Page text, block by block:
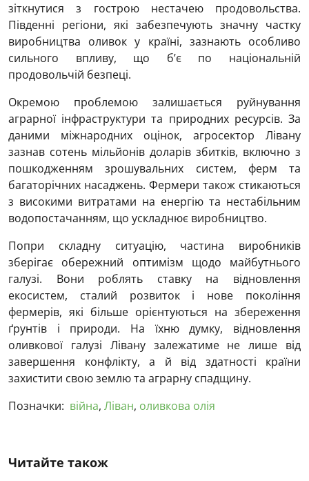
зіткнутися з гострою нестачею продовольства.
Південні регіони, які забезпечують значну частку
виробництва оливок у країні, зазнають особливо
сильного впливу, що б’є по національній
продовольчій безпеці.
Окремою проблемою залишається руйнування
аграрної інфраструктури та природних ресурсів. За
даними міжнародних оцінок, агросектор Лівану
зазнав сотень мільйонів доларів збитків, включно з
пошкодженням зрошувальних систем, ферм та
багаторічних насаджень. Фермери також стикаються
з високими витратами на енергію та нестабільним
водопостачанням, що ускладнює виробництво.
Попри складну ситуацію, частина виробників
зберігає обережний оптимізм щодо майбутнього
галузі. Вони роблять ставку на відновлення
екосистем, сталий розвиток і нове покоління
фермерів, які більше орієнтуються на збереження
ґрунтів і природи. На їхню думку, відновлення
оливкової галузі Лівану залежатиме не лише від
завершення конфлікту, а й від здатності країни
захистити свою землю та аграрну спадщину.
Позначки: війна, Ліван, оливкова олія
Читайте також